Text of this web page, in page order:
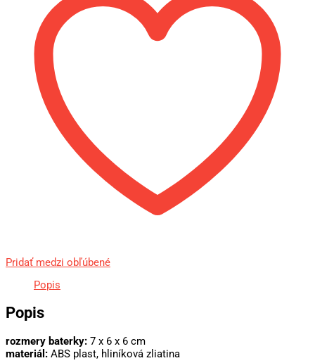
Pridať medzi obľúbené
Popis
Popis
rozmery baterky: 7 x 6 x 6 cm
materiál: ABS plast, hliníková zliatina